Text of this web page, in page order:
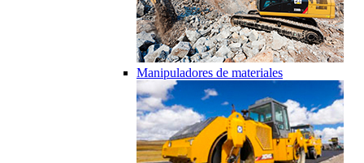
Manipuladores de materiales